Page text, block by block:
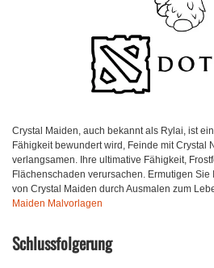
Crystal Maiden, auch bekannt als Rylai, ist
Fähigkeit bewundert wird, Feinde mit Crystal
verlangsamen. Ihre ultimative Fähigkeit,
Flächenschaden verursachen. Ermutigen
von Crystal Maiden durch Ausmalen zum
Maiden Malvorlagen
Schlussfolgerung